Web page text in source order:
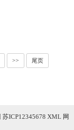
>> 尾页
苏ICP12345678 XML 网